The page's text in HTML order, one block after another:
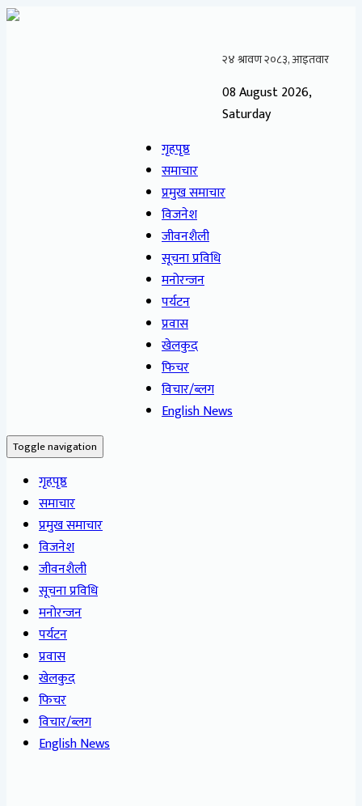
08 August 2026,
Saturday
गृहपृष्ठ
समाचार
प्रमुख समाचार
विजनेश
जीवनशैली
सूचना प्रविधि
मनोरन्जन
पर्यटन
प्रवास
खेलकुद
फिचर
विचार/ब्लग
English News
Toggle navigation
गृहपृष्ठ
समाचार
प्रमुख समाचार
विजनेश
जीवनशैली
सूचना प्रविधि
मनोरन्जन
पर्यटन
प्रवास
खेलकुद
फिचर
विचार/ब्लग
English News